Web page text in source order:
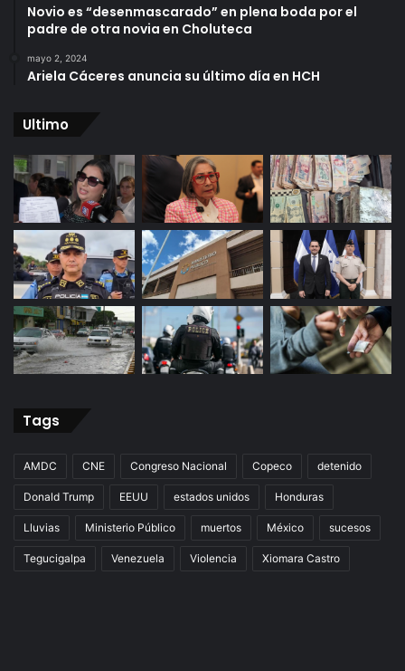
Novio es “desenmascarado” en plena boda por el
padre de otra novia en Choluteca
mayo 2, 2024
Ariela Cáceres anuncia su último día en HCH
Ultimo
Tags
AMDC CNE Congreso Nacional Copeco detenido
Donald Trump EEUU estados unidos Honduras
Lluvias Ministerio Público muertos México sucesos
Tegucigalpa Venezuela Violencia Xiomara Castro